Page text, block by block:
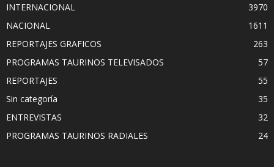
INTERNACIONAL
3970
NACIONAL
1611
REPORTAJES GRAFICOS
263
PROGRAMAS TAURINOS TELEVISADOS
57
REPORTAJES
55
Sin categoría
35
ENTREVISTAS
32
PROGRAMAS TAURINOS RADIALES
24